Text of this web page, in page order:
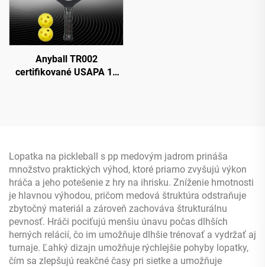
Anyball TR002
certifikované USAPA 16
Lopatka na pickleball s pp medovým jadrom prináša
množstvo praktických výhod, ktoré priamo zvyšujú výkon
hráča a jeho potešenie z hry na ihrisku. Zníženie hmotnosti
je hlavnou výhodou, pričom medová štruktúra odstraňuje
zbytočný materiál a zároveň zachováva štrukturálnu
pevnosť. Hráči pociťujú menšiu únavu počas dlhších
herných relácií, čo im umožňuje dlhšie trénovať a vydržať aj
turnaje. Ľahký dizajn umožňuje rýchlejšie pohyby lopatky,
čím sa zlepšujú reakčné časy pri sietke a umožňuje